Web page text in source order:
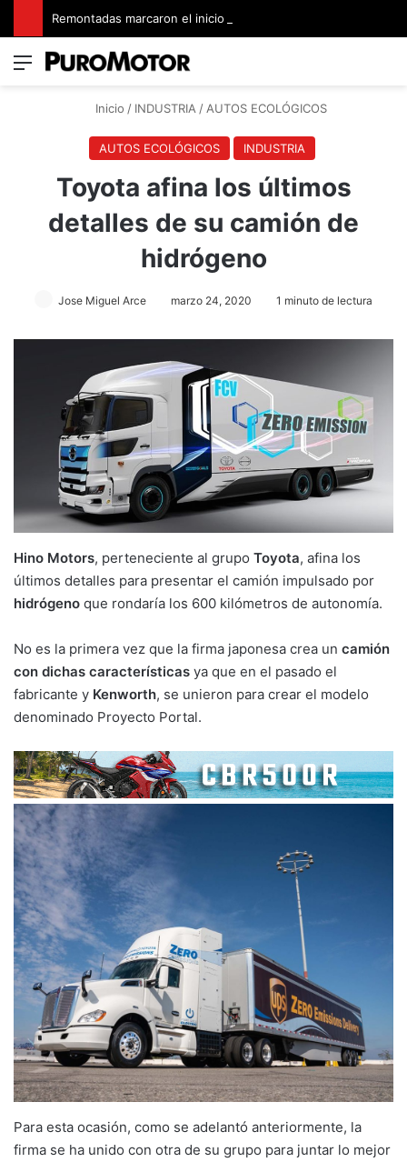
Menú
Inicio / INDUSTRIA/AUTOS ECOLÓGICOS
AUTOS ECOLÓGICOS INDUSTRIA
Toyota afina los últimos
detalles de su camión de
hidrógeno
Jose Miguel Arce marzo 24, 2020 1 minuto de lectura
Hino Motors, perteneciente al grupo Toyota, afina los
últimos detalles para presentar el camión impulsado por
hidrógeno que rondaría los 600 kilómetros de autonomía.
No es la primera vez que la firma japonesa crea un camión
con dichas características ya que en el pasado el
fabricante y Kenworth, se unieron para crear el modelo
denominado Proyecto Portal.
Para esta ocasión, como se adelantó anteriormente, la
firma se ha unido con otra de su grupo para juntar lo mejor